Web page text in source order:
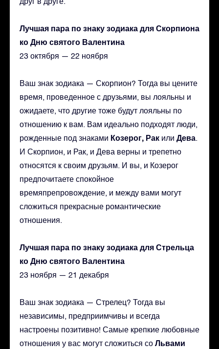
Лучшая пара по знаку зодиака для Скорпиона
ко Дню святого Валентина
23 октября — 22 ноября
Ваш знак зодиака — Скорпион? Тогда вы цените
время, проведенное с друзьями, вы лояльны и
ожидаете, что другие тоже будут лояльны по
отношению к вам. Вам идеально подходят люди,
рожденные под знаками Козерог, Рак или Дева.
И Скорпион, и Рак, и Дева верны и трепетно
относятся к своим друзьям. И вы, и Козерог
предпочитаете спокойное
времяпрепровождение, и между вами могут
сложиться прекрасные романтические
отношения.
Лучшая пара по знаку зодиака для Стрельца
ко Дню святого Валентина
23 ноября — 21 декабря
Ваш знак зодиака — Стрелец? Тогда вы
независимы, предприимчивы и всегда
настроены позитивно! Самые крепкие любовные
отношения у вас могут сложиться со Львами